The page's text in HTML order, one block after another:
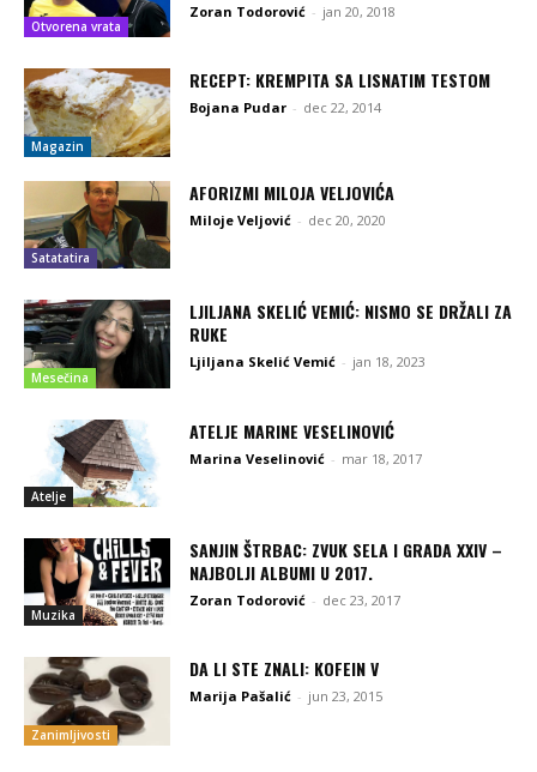
Otvorena vrata
Zoran Todorović - jan 20, 2018
Magazin
RECEPT: KREMPITA SA LISNATIM TESTOM
Bojana Pudar - dec 22, 2014
Satatatira
AFORIZMI MILOJA VELJOVIĆA
Miloje Veljović - dec 20, 2020
Mesečina
LJILJANA SKELIĆ VEMIĆ: NISMO SE DRŽALI ZA
RUKE
Ljiljana Skelić Vemić - jan 18, 2023
Atelje
ATELJE MARINE VESELINOVIĆ
Marina Veselinović - mar 18, 2017
Muzika
SANJIN ŠTRBAC: ZVUK SELA I GRADA XXIV –
NAJBOLJI ALBUMI U 2017.
Zoran Todorović - dec 23, 2017
Zanimljivosti
DA LI STE ZNALI: KOFEIN V
Marija Pašalić - jun 23, 2015